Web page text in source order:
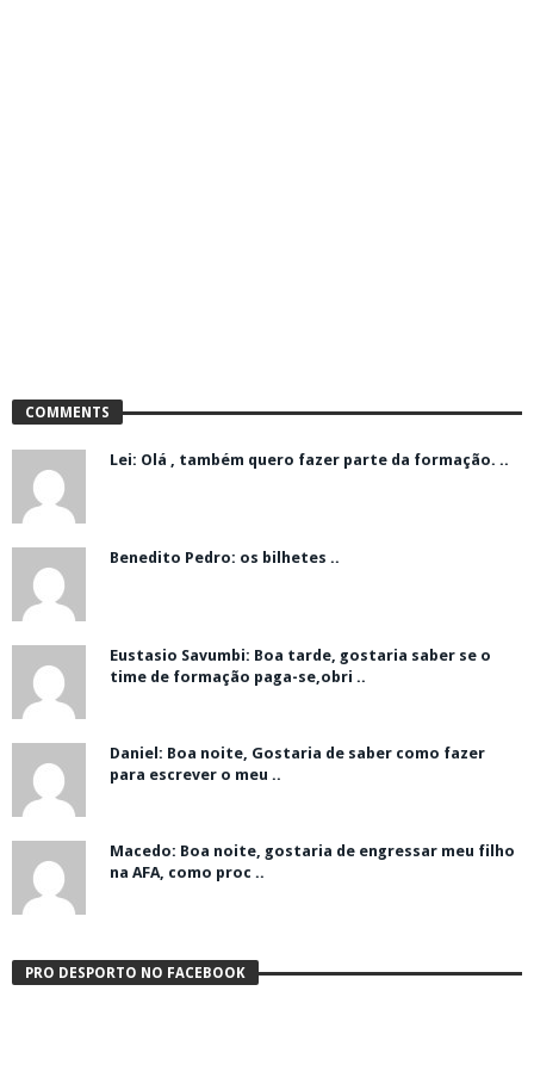
COMMENTS
Lei: Olá , também quero fazer parte da formação. ..
Benedito Pedro: os bilhetes ..
Eustasio Savumbi: Boa tarde, gostaria saber se o
time de formação paga-se,obri ..
Daniel: Boa noite, Gostaria de saber como fazer
para escrever o meu ..
Macedo: Boa noite, gostaria de engressar meu filho
na AFA, como proc ..
PRO DESPORTO NO FACEBOOK